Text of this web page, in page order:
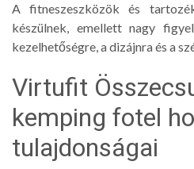
A fitneszeszközök és
készülnek, emellett nagy
kezelhetőségre, a dizájnra és a
Virtufit
kemping fotel
tulajdonságai